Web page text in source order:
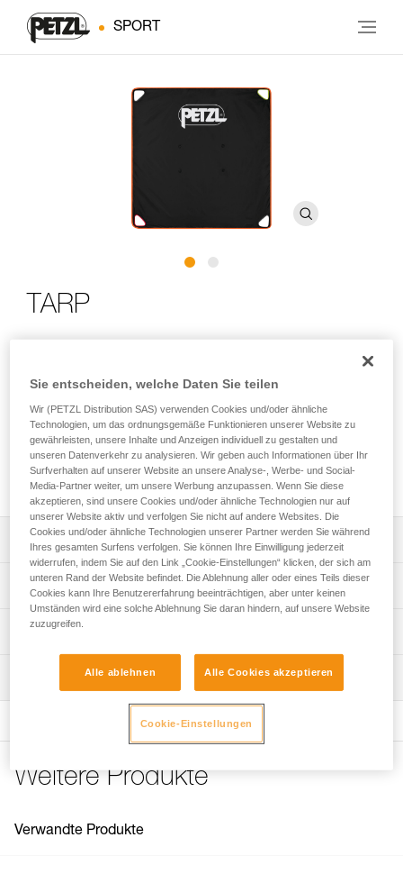
SPORT
TARP
Die TARP ist eine großzügig dimensionierte Seilplane. Mit ihr
verfügt der Kletterer über eine saubere Fläche von 140 x 140
cm, um das Seil vor Staub und Schmutz zu schützen. Vier
Schlaufen in unterschiedlichen Farben erleichtern den
Transport und dienen zum Einbinden der Seilenden. Die
Beschichtung der Plane sorgt für hohe Langlebigkeit.
Leistungsverzeichnis
Sehr große Seilplane:
- bietet eine saubere Fläche von 140 x 140 cm für das
Seil,
- schützt das Seil vor Staub und Schmutz,
- schnelles Verstauen, ohne das Seil aufzuschießen.
Einfaches Handling:
- vier Schlaufen, um den Transport zu erleichtern,
- Schlaufen in unterschiedlichen Farben zum Einbinden
- kann als Sonnen- oder Regenschutz aufgehängt
Technische Spezifikationen
Abmessungen: 140 x 140 cm
Material: Polyester
Zugrundeliegende Spezifikationen
Garantie : 3 Jahre
Technische Informationen
Weitere Produkte
Verwandte Produkte
Sie entscheiden, welche Daten Sie teilen
Wir (PETZL Distribution SAS) verwenden Cookies und/oder ähnliche
Technologien, um das ordnungsgemäße Funktionieren unserer Website zu
gewährleisten, unsere Inhalte und Anzeigen individuell zu gestalten und
unseren Datenverkehr zu analysieren. Wir geben auch Informationen über Ihr
Surfverhalten auf unserer Website an unsere Analyse-, Werbe- und Social-
Media-Partner weiter, um unsere Werbung anzupassen. Wenn Sie diese
akzeptieren, sind unsere Cookies und/oder ähnliche Technologien nur auf
unserer Website aktiv und verfolgen Sie nicht auf andere Websites. Die
Cookies und/oder ähnliche Technologien unserer Partner werden Sie während
Ihres gesamten Surfens verfolgen. Sie können Ihre Einwilligung jederzeit
widerrufen, indem Sie auf den Link „Cookie-Einstellungen“ klicken, der sich am
unteren Rand der Website befindet. Die Ablehnung aller oder eines Teils dieser
Cookies kann Ihre Benutzererfahrung beeinträchtigen, aber unter keinen
Umständen wird eine solche Ablehnung Sie daran hindern, auf unsere Website
zuzugreifen.
Alle ablehnen Alle Cookies akzeptieren
Cookie-Einstellungen